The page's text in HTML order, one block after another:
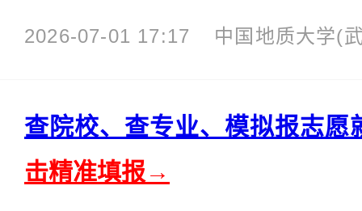
2026-07-01 17:17 中国地质大学(
查院校、查专业、模拟报志
击精准填报→